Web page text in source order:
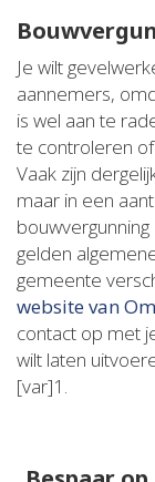
Je wilt
aannemers,
is wel aan te
te controleren
Vaak zijn
maar in een
gelden
gemeente
website van
contact op met
wilt laten
[var]1.